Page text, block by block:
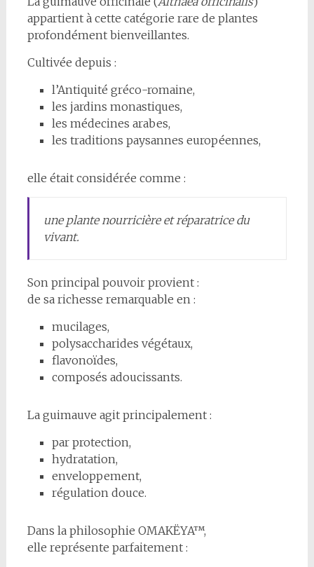
appartient à cette catégorie rare de plantes
profondément bienveillantes.
Cultivée depuis :
l’Antiquité gréco-romaine,
les jardins monastiques,
les médecines arabes,
les traditions paysannes européennes,
elle était considérée comme :
une plante nourricière et réparatrice du
vivant.
Son principal pouvoir provient :
de sa richesse remarquable en :
mucilages,
polysaccharides végétaux,
flavonoïdes,
composés adoucissants.
La guimauve agit principalement :
par protection,
hydratation,
enveloppement,
régulation douce.
Dans la philosophie OMAKËYA™,
elle représente parfaitement :